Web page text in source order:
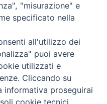
9 - 13
WebMail
"misurazione" e
specificato nella
all'utilizzo dei
puoi avere
utilizzati e
Cliccando su
informativa proseguirai